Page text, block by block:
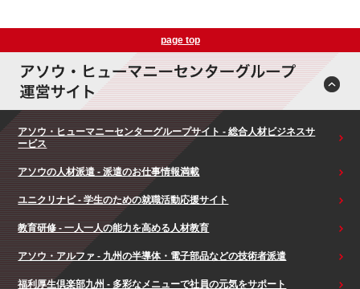
page top
アソウ・ヒューマニーセンターグループサイト - 総合人材ビジネスサ
ービス
アソウの人材派遣 - 派遣のお仕事情報満載
ユニクリナビ - 学生のための就職活動応援サイト
教育研修 - 一人一人の能力を高める人材教育
アソウ・アルファ - 九州の半導体・電子部品などの技術者派遣
福利厚生倶楽部九州 - 多彩なメニューで社員の元気をサポート